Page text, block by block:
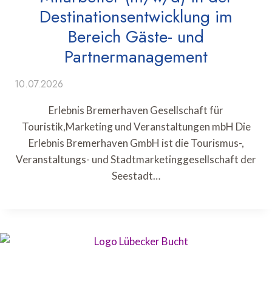
Destinationsentwicklung im
Bereich Gäste- und
Partnermanagement
10.07.2026
Erlebnis Bremerhaven Gesellschaft für
Touristik,Marketing und Veranstaltungen mbH Die
Erlebnis Bremerhaven GmbH ist die Tourismus-,
Veranstaltungs- und Stadtmarketinggesellschaft der
Seestadt…